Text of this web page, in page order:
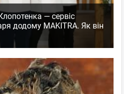
— сервіс
додому MAKITRA. Як він